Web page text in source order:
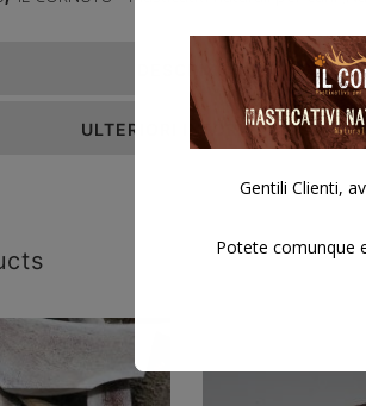
DESCRIZIONE
ULTERIORI INFORMAZIONI
Gentili Clienti,
Potete comunque